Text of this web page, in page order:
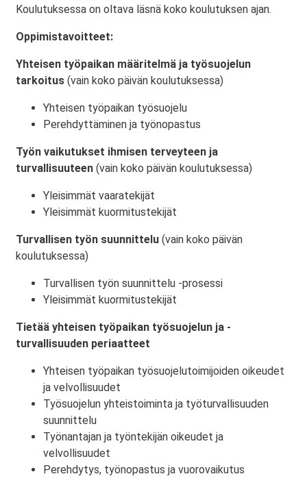
Koulutuksessa on oltava läsnä koko koulutuksen ajan.
Oppimistavoitteet:
Yhteisen työpaikan määritelmä ja työsuojelun
tarkoitus (vain koko päivän koulutuksessa)
Yhteisen työpaikan työsuojelu
Perehdyttäminen ja työnopastus
Työn vaikutukset ihmisen terveyteen ja
turvallisuuteen (vain koko päivän koulutuksessa)
Yleisimmät vaaratekijät
Yleisimmät kuormitustekijät
Turvallisen työn suunnittelu (vain koko päivän
koulutuksessa)
Turvallisen työn suunnittelu -prosessi
Yleisimmät kuormitustekijät
Tietää yhteisen työpaikan työsuojelun ja -
turvallisuuden periaatteet
Yhteisen työpaikan työsuojelutoimijoiden oikeudet
ja velvollisuudet
Työsuojelun yhteistoiminta ja työturvallisuuden
suunnittelu
Työnantajan ja työntekijän oikeudet ja
velvollisuudet
Perehdytys, työnopastus ja vuorovaikutus